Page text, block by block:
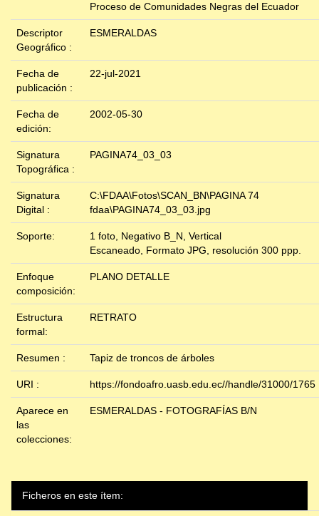
Proceso de Comunidades Negras del Ecuador
Descriptor
Geográfico :
ESMERALDAS
Fecha de
publicación :
22-jul-2021
Fecha de
edición:
2002-05-30
Signatura
Topográfica :
PAGINA74_03_03
Signatura
Digital :
C:\FDAA\Fotos\SCAN_BN\PAGINA 74
fdaa\PAGINA74_03_03.jpg
Soporte:
1 foto, Negativo B_N, Vertical
Escaneado, Formato JPG, resolución 300 ppp.
Enfoque
composición:
PLANO DETALLE
Estructura
formal:
RETRATO
Resumen : Tapiz de troncos de árboles
URI : https://fondoafro.uasb.edu.ec//handle/31000/1765
Aparece en
las
colecciones:
ESMERALDAS - FOTOGRAFÍAS B/N
Ficheros en este ítem: